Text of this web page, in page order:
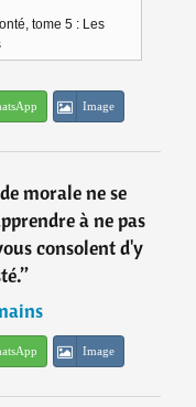
tome 5 : Les
Image
morale ne se
à ne pas
consolent d'y
”
Image